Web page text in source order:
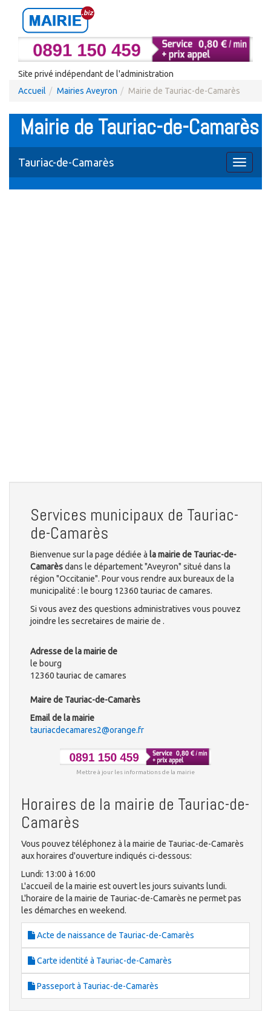
Site privé indépendant de l'administration
Accueil
Mairies Aveyron Mairie de Tauriac-de-Camarès
Mairie de Tauriac-de-Camarès
Toggle
Tauriac-de-Camarès
Services municipaux de Tauriac-
de-Camarès
Bienvenue sur la page dédiée à la mairie de Tauriac-de-
Camarèsdans le département "Aveyron" situé dans la
région "Occitanie". Pour vous rendre aux bureaux de la
municipalité : le bourg 12360 tauriac de camares.
Si vous avez des questions administratives vous pouvez
joindre les secretaires de mairie de .
Adresse de la mairie de
le bourg
12360 tauriac de camares
Maire de Tauriac-de-Camarès
Email de la mairie
tauriacdecamares2@orange.fr
Mettre à jour les informations de la mairie
Horaires de la mairie de Tauriac-de-
Camarès
Vous pouvez téléphonez à la mairie de Tauriac-de-Camarès
aux horaires d'ouverture indiqués ci-dessous:
Lundi: 13:00 à 16:00
L'accueil de la mairie est ouvert les jours suivants lundi.
L'horaire de la mairie de Tauriac-de-Camarès ne permet pas
les démarches en weekend.
Acte de naissance de Tauriac-de-Camarès
Carte identité à Tauriac-de-Camarès
Passeport à Tauriac-de-Camarès